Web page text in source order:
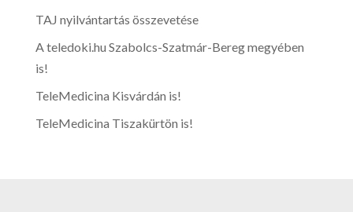
TAJ nyilvántartás összevetése
A teledoki.hu Szabolcs-Szatmár-Bereg megyében
is!
TeleMedicina Kisvárdán is!
TeleMedicina Tiszakürtön is!